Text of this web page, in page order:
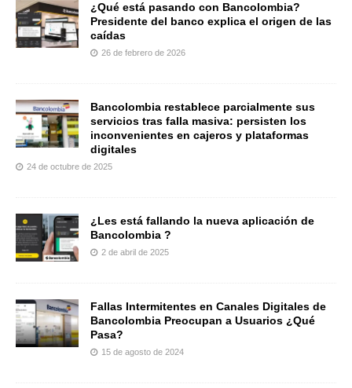
¿Qué está pasando con Bancolombia?
Presidente del banco explica el origen de las
caídas
26 de febrero de 2026
Bancolombia restablece parcialmente sus
servicios tras falla masiva: persisten los
inconvenientes en cajeros y plataformas
digitales
24 de octubre de 2025
¿Les está fallando la nueva aplicación de
Bancolombia ?
2 de abril de 2025
Fallas Intermitentes en Canales Digitales de
Bancolombia Preocupan a Usuarios ¿Qué
Pasa?
15 de agosto de 2024